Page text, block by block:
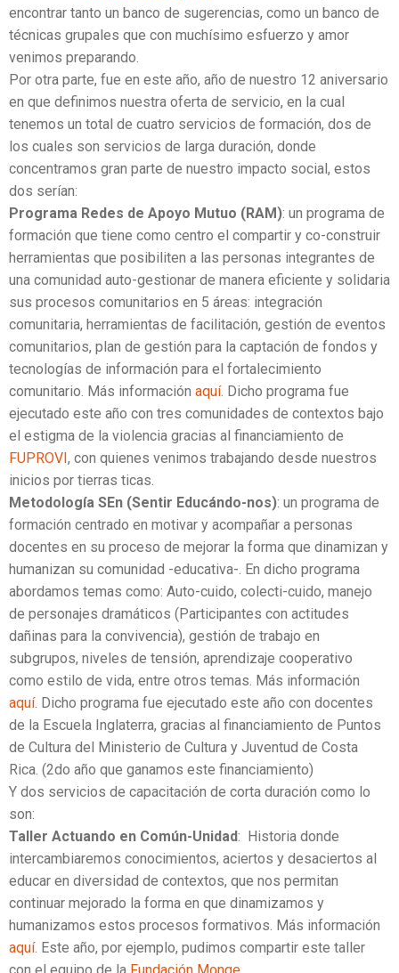
encontrar tanto un banco de sugerencias, como un banco de
técnicas grupales que con muchísimo esfuerzo y amor
venimos preparando.
Por otra parte, fue en este año, año de nuestro 12 aniversario
en que definimos nuestra oferta de servicio, en la cual
tenemos un total de cuatro servicios de formación, dos de
los cuales son servicios de larga duración, donde
concentramos gran parte de nuestro impacto social, estos
dos serían:
Programa Redes de Apoyo Mutuo (RAM): un programa de
formación que tiene como centro el compartir y co-construir
herramientas que posibiliten a las personas integrantes de
una comunidad auto-gestionar de manera eficiente y solidaria
sus procesos comunitarios en 5 áreas: integración
comunitaria, herramientas de facilitación, gestión de eventos
comunitarios, plan de gestión para la captación de fondos y
tecnologías de información para el fortalecimiento
comunitario. Más información aquí. Dicho programa fue
ejecutado este año con tres comunidades de contextos bajo
el estigma de la violencia gracias al financiamiento de
FUPROVI, con quienes venimos trabajando desde nuestros
inicios por tierras ticas.
Metodología SEn (Sentir Educándo-nos): un programa de
formación centrado en motivar y acompañar a personas
docentes en su proceso de mejorar la forma que dinamizan y
humanizan su comunidad -educativa-. En dicho programa
abordamos temas como: Auto-cuido, colecti-cuido, manejo
de personajes dramáticos (Participantes con actitudes
dañinas para la convivencia), gestión de trabajo en
subgrupos, niveles de tensión, aprendizaje cooperativo
como estilo de vida, entre otros temas. Más información
aquí. Dicho programa fue ejecutado este año con docentes
de la Escuela Inglaterra, gracias al financiamiento de Puntos
de Cultura del Ministerio de Cultura y Juventud de Costa
Rica. (2do año que ganamos este financiamiento)
Y dos servicios de capacitación de corta duración como lo
son:
Taller Actuando en Común-Unidad: Historia donde
intercambiaremos conocimientos, aciertos y desaciertos al
educar en diversidad de contextos, que nos permitan
continuar mejorado la forma en que dinamizamos y
humanizamos estos procesos formativos. Más información
aquí. Este año, por ejemplo, pudimos compartir este taller